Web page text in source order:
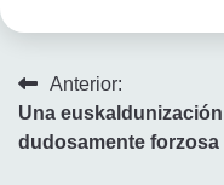
Navegación
de
Anterior:
Una euskaldunización
dudosamente forzosa